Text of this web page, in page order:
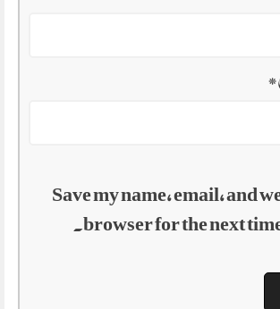
*
Save my name, email, and
browser for the next